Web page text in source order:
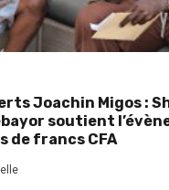
Joachin Migos :
soutient
de francs CFA